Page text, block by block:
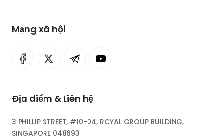
Mạng xã hội
Địa điểm & Liên hệ
3 PHILLIP STREET, #10-04, ROYAL GROUP BUILDING,
SINGAPORE 048693